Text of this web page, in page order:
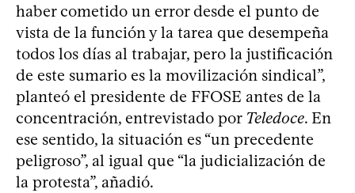
haber cometido un error desde el punto de
vista de la función y la tarea que desempeña
todos los días al trabajar, pero la justificación
de este sumario es la movilización sindical”,
planteó el presidente de FFOSE antes de la
concentración, entrevistado por Teledoce. En
ese sentido, la situación es “un precedente
peligroso”, al igual que “la judicialización de
la protesta”, añadió.